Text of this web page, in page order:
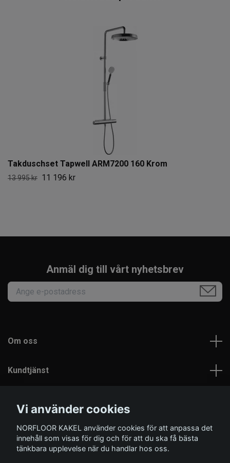
Takduschset Tapwell ARM7200 160 Krom
13 995 kr 11 196 kr
Anmäl dig till vårt nyhetsbrev
Om oss
Kundtjänst
Sociala medier
Vi använder cookies
NORFLOOR KAKEL använder cookies för att anpassa det
innehåll som visas för dig och för att du ska få bästa
tänkbara upplevelse när du handlar hos oss.